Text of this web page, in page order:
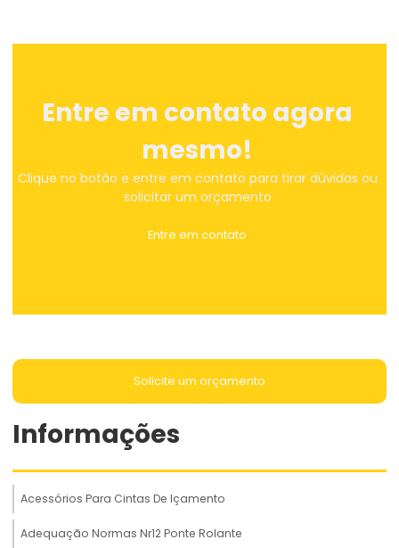
Entre em contato agora
mesmo!
Clique no botão e entre em contato para tirar dúvidas ou
solicitar um orçamento
Entre em contato
Solicite um orçamento
Informações
Acessórios Para Cintas De Içamento
Adequação Normas Nr12 Ponte Rolante